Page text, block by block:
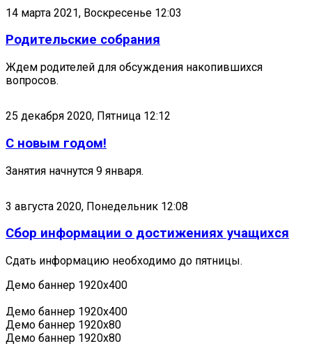
14 марта 2021, Воскресенье 12:03
Родительские собрания
Ждем родителей для обсуждения накопившихся
вопросов.
25 декабря 2020, Пятница 12:12
С новым годом!
Занятия начнутся 9 января.
3 августа 2020, Понедельник 12:08
Сбор информации о достижениях учащихся
Сдать информацию необходимо до пятницы.
Демо баннер 1920х400
Демо баннер 1920х400
Демо баннер 1920x80
Демо баннер 1920x80